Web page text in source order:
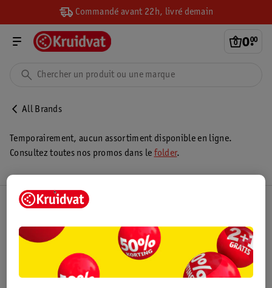
Commandé avant 22h, livré demain
0.
00
All Brands
Temporairement, aucun assortiment disponible en ligne.
Consultez toutes nos promos dans le folder.